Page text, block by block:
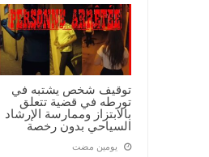
توقيف شخص يشتبه في
تورطه في قضية تتعلق
بالابتزاز وممارسة الإرشاد
السياحي بدون رخصة
‏يومين مضت